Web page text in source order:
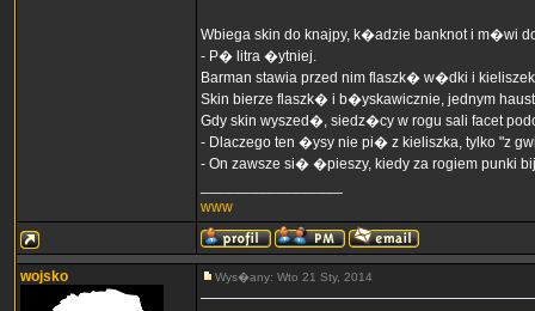
Wbiega skin do knajpy, k�adzie banknot i m�wi
- P� litra �ytniej.
Barman stawia przed nim flaszk� w�dki i
Skin bierze flaszk� i b�yskawicznie, jednym
Gdy skin wyszed�, siedz�cy w rogu sali facet
- Dlaczego ten �ysy nie pi� z kieliszka, tylko "z
- On zawsze si� �pieszy, kiedy za rogiem punki
www
wojsko Wys�any: Wto 21 Sty, 2014